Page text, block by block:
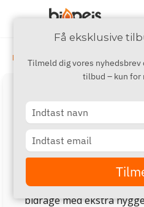
Få eksklusive
Tilmeld dig vores nyhedsbrev
tilbud – kun for
Type
your
name
Type
your
email
Mærker P - S
bålsteder
RedFire er en hollandsk
pejse og bålsteder.
RedFire tilbyder et stort
tilføjelser til haven eller
bidrage med ekstra